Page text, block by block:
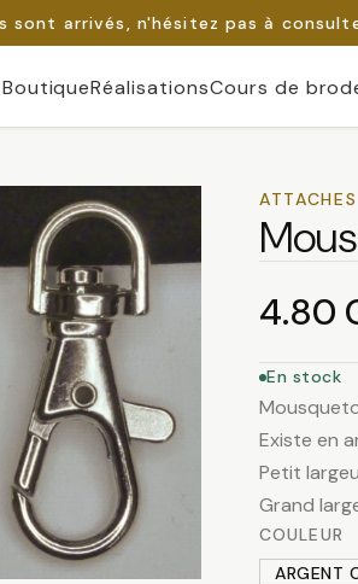
sont arrivés, n'hésitez pas à
BoutiqueRéalisationsCours de
ATTACHES
4.80
En stock
Existe en
Petit
Grand
COULEUR
ARGENT